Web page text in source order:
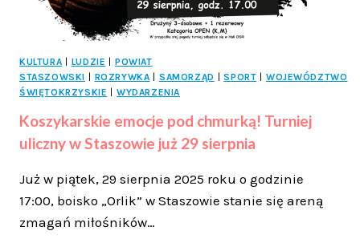
KULTURA LUDZIE
POWIAT
STASZOWSKI
ROZRYWKA SAMORZĄD SPORT
WOJEWÓDZTWO
ŚWIĘTOKRZYSKIE
WYDARZENIA
Koszykarskie emocje pod chmurką! Turniej
uliczny w Staszowie już 29 sierpnia
Już w piątek, 29 sierpnia 2025 roku o godzinie
17:00, boisko „Orlik” w Staszowie stanie się areną
zmagań miłośników…